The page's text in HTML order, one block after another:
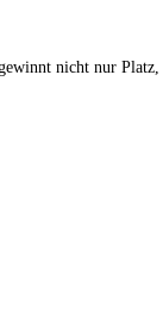
nicht nur